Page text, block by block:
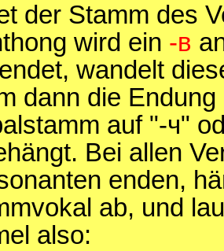
der Stamm des
wird ein -в
wandelt
dann die
auf "-ч"
Bei allen
enden,
ab, und
also: